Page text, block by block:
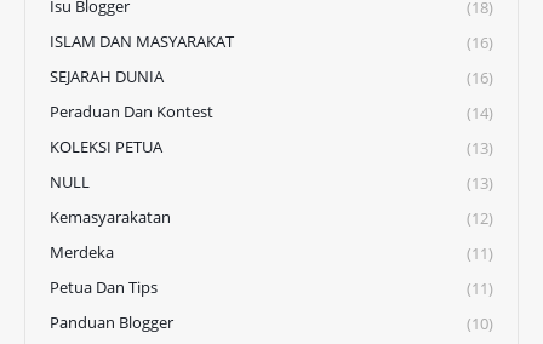
Isu Blogger
(18)
ISLAM DAN MASYARAKAT
(16)
SEJARAH DUNIA
(16)
Peraduan Dan Kontest
(14)
KOLEKSI PETUA
(13)
NULL
(13)
Kemasyarakatan
(12)
Merdeka
(11)
Petua Dan Tips
(11)
Panduan Blogger
(10)